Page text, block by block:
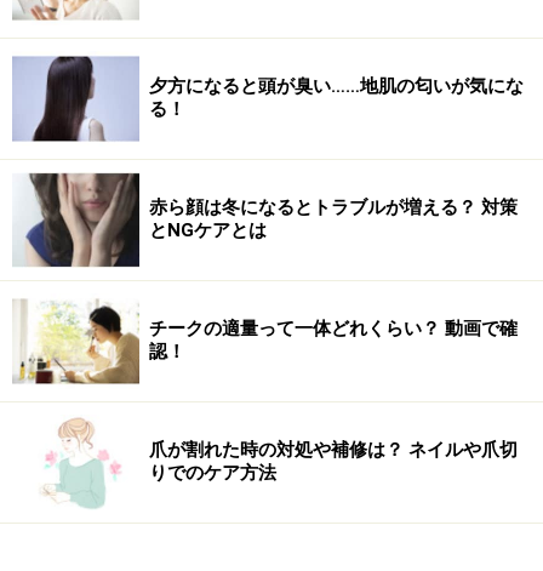
夕方になると頭が臭い……地肌の匂いが気にな
る！
赤ら顔は冬になるとトラブルが増える？ 対策
とNGケアとは
チークの適量って一体どれくらい？ 動画で確
認！
爪が割れた時の対処や補修は？ ネイルや爪切
りでのケア方法